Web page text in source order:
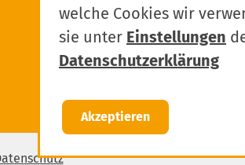
welche Cookies wir
sie unter Einstellungen
Datenschutzerklärung
Akzeptieren